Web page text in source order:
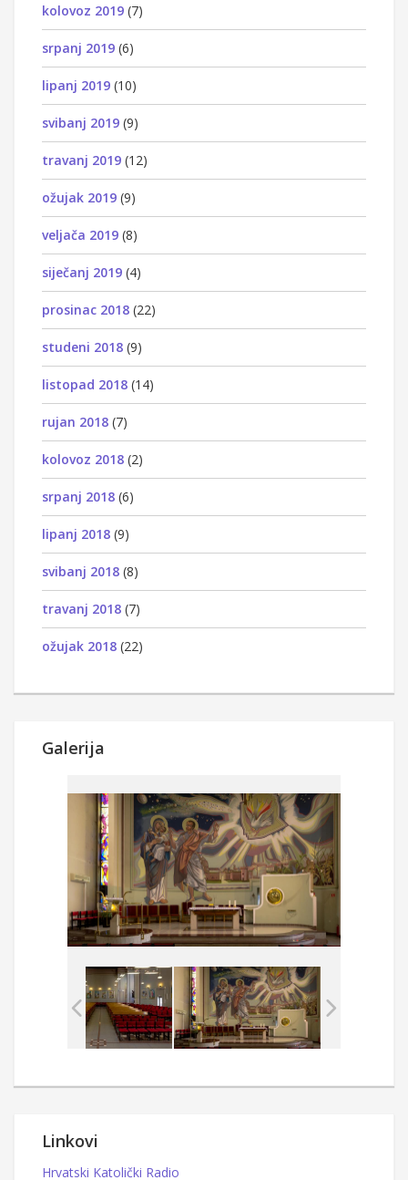
kolovoz 2019 (7)
srpanj 2019 (6)
lipanj 2019 (10)
svibanj 2019 (9)
travanj 2019 (12)
ožujak 2019 (9)
veljača 2019 (8)
siječanj 2019 (4)
prosinac 2018 (22)
studeni 2018 (9)
listopad 2018 (14)
rujan 2018 (7)
kolovoz 2018 (2)
srpanj 2018 (6)
lipanj 2018 (9)
svibanj 2018 (8)
travanj 2018 (7)
ožujak 2018 (22)
Galerija
Linkovi
Hrvatski Katolički Radio